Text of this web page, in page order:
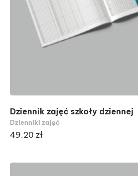
Dziennik zajęć szkoły dziennej
Dzienniki zajęć
49.20 zł